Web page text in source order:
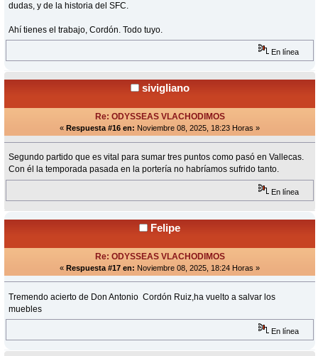
dudas, y de la historia del SFC.
Ahí tienes el trabajo, Cordón. Todo tuyo.
En línea
sivigliano
Re: ODYSSEAS VLACHODIMOS
« Respuesta #16 en: Noviembre 08, 2025, 18:23 Horas »
Segundo partido que es vital para sumar tres puntos como pasó en Vallecas.
Con él la temporada pasada en la portería no habríamos sufrido tanto.
En línea
Felipe
Re: ODYSSEAS VLACHODIMOS
« Respuesta #17 en: Noviembre 08, 2025, 18:24 Horas »
Tremendo acierto de Don Antonio Cordón Ruiz,ha vuelto a salvar los
muebles
En línea